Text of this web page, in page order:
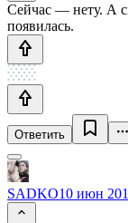
Сейчас — нету. А
появилась.
Ответить
SADKO10 июн